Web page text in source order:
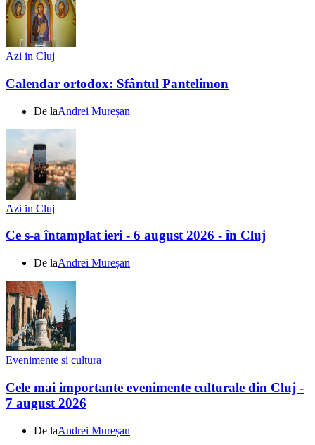
Azi in Cluj
Calendar ortodox: Sfântul Pantelimon
De laAndrei Mureșan
Azi in Cluj
Ce s-a întamplat ieri - 6 august 2026 - în Cluj
De laAndrei Mureșan
Evenimente si cultura
Cele mai importante evenimente culturale din Cluj -
7 august 2026
De laAndrei Mureșan